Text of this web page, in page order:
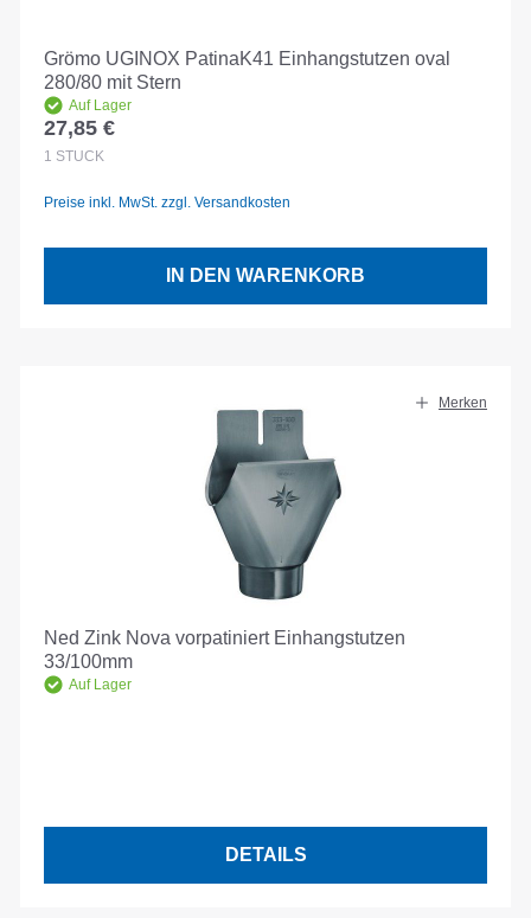
Grömo UGINOX PatinaK41 Einhangstutzen oval
280/80 mit Stern
Auf Lager
Regulärer Preis:
27,85 €
1 STÜCK
Preise inkl. MwSt. zzgl. Versandkosten
IN DEN WARENKORB
Merken
Ned Zink Nova vorpatiniert Einhangstutzen
33/100mm
Auf Lager
DETAILS